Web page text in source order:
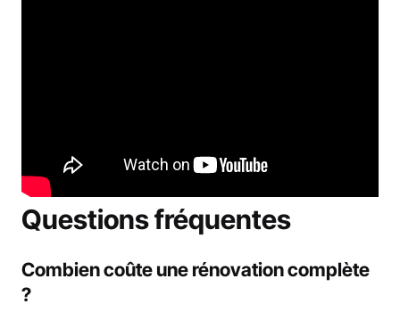
Questions fréquentes
Combien coûte une rénovation complète
?